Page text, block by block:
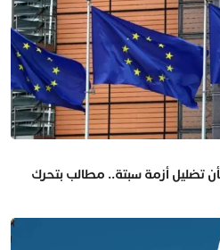
تضليل أزمة سبتة.. مطالب بتحرك